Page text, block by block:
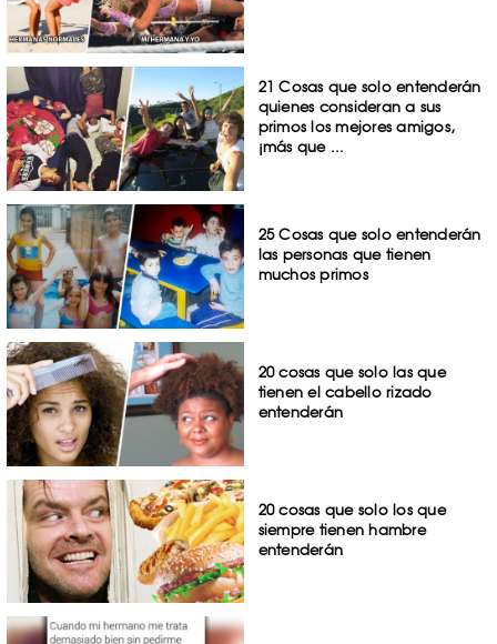
21 Cosas que solo entenderán
quienes consideran a sus
primos los mejores amigos,
¡más que ...
25 Cosas que solo entenderán
las personas que tienen
muchos primos
20 cosas que solo las que
tienen el cabello rizado
entenderán
20 cosas que solo los que
siempre tienen hambre
entenderán